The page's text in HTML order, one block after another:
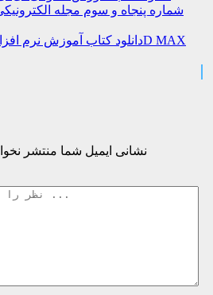
شماره پنجاه و سوم مجله
دانلود کتاب آموزش نرم افزار سه بعدی سازی 3D MAX
نشانی ایمیل شما منتشر